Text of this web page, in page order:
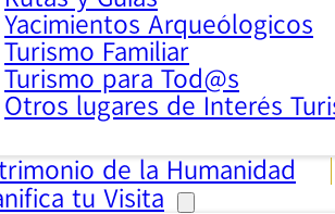
Yacimientos Arqueólogicos
Turismo Familiar
Turismo para Tod@s
Otros lugares de Interés
de la Humanidad
tu Visita